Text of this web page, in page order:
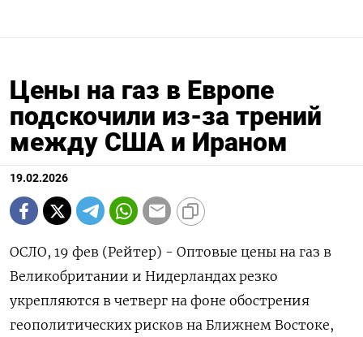
Цены на газ в Европе
подскочили из-за трений
между США и Ираном
19.02.2026
ОСЛО, 19 фев (Рейтер) - Оптовые цены на газ в
Великобритании и Нидерландах резко
укрепляются в четверг на фоне обострения
геополитических ‌рисков на Ближнем Востоке,